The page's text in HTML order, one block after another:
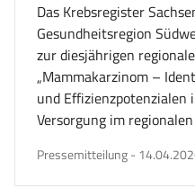
Das Krebsregister
Gesundheitsregion
zur diesjährigen
„Mammakarzinom –
und Effizienzpotenzialen
Versorgung im
Pressemitteilung-